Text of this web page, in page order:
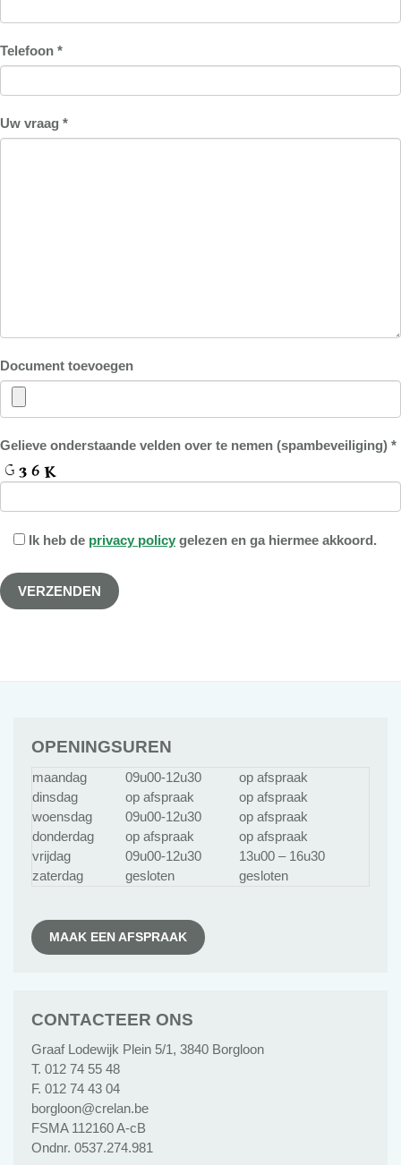
Telefoon *
Uw vraag *
Document toevoegen
Gelieve onderstaande velden over te nemen (spambeveiliging) *
Ik heb de privacy policy gelezen en ga hiermee akkoord.
OPENINGSUREN
maandag 09u00-12u30
op afspraak
dinsdag
op afspraak
op afspraak
woensdag
09u00-12u30
op afspraak
donderdag
op afspraak
op afspraak
vrijdag
09u00-12u30
13u00 – 16u30
zaterdag
gesloten gesloten
MAAK EEN AFSPRAAK
CONTACTEER ONS
Graaf Lodewijk Plein 5/1, 3840 Borgloon
T. 012 74 55 48
F. 012 74 43 04
borgloon@crelan.be
FSMA 112160 A-cB
Ondnr. 0537.274.981